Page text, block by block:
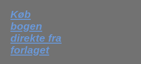
Køb
bogen
direkte fra
forlaget